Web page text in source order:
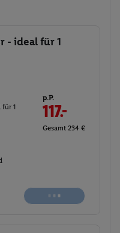
- ideal für 1
1
p.P.
117.-
Gesamt 234 €